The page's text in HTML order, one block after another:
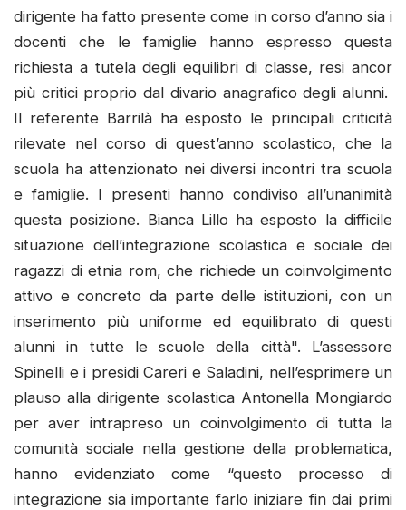
dirigente ha fatto presente come in corso d’anno sia i
docenti che le famiglie hanno espresso questa
richiesta a tutela degli equilibri di classe, resi ancor
più critici proprio dal divario anagrafico degli alunni.
Il referente Barrilà ha esposto le principali criticità
rilevate nel corso di quest’anno scolastico, che la
scuola ha attenzionato nei diversi incontri tra scuola
e famiglie. I presenti hanno condiviso all’unanimità
questa posizione. Bianca Lillo ha esposto la difficile
situazione dell’integrazione scolastica e sociale dei
ragazzi di etnia rom, che richiede un coinvolgimento
attivo e concreto da parte delle istituzioni, con un
inserimento più uniforme ed equilibrato di questi
alunni in tutte le scuole della città". L’assessore
Spinelli e i presidi Careri e Saladini, nell’esprimere un
plauso alla dirigente scolastica Antonella Mongiardo
per aver intrapreso un coinvolgimento di tutta la
comunità sociale nella gestione della problematica,
hanno evidenziato come “questo processo di
integrazione sia importante farlo iniziare fin dai primi